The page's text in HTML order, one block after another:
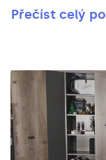
Přečíst celý